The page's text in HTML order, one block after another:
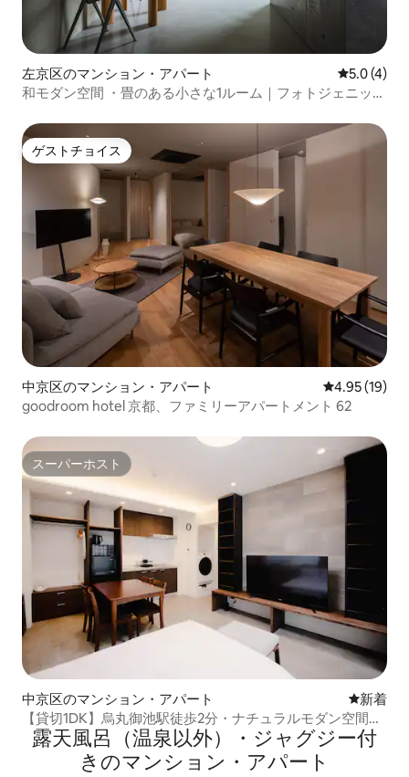
左京区のマンション・アパート レビュー4
5.0 (4)
和モダン空間 ・畳のある小さな1ルーム｜フォトジェニック
ゲストチョイス
ゲストチョイス
中京区のマンション・アパート レビュー19
4.95 (19)
goodroom hotel 京都、ファミリーアパートメント 62
スーパーホスト
スーパーホスト
中京区のマンション・アパート 新しい宿
新着
【貸切1DK】烏丸御池駅徒歩2分・ナチュラルモダン空間で
贅沢ステイ｜TV・キッチン・洗濯機｜3名様
露天風呂（温泉以外）・ジャグジー付
きのマンション・アパート